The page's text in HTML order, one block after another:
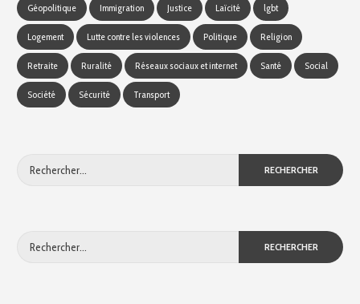
Géopolitique Immigration Justice Laïcité lgbt
Logement Lutte contre les violences Politique Religion
Retraite Ruralité Réseaux sociaux et internet Santé Social
Société Sécurité Transport
Rechercher :
Rechercher :